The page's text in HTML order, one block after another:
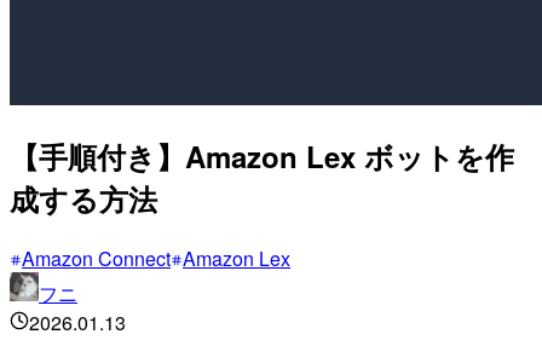
【手順付き】Amazon Lex ボットを作
成する方法
Amazon Connect Amazon Lex
フニ
2026.01.13